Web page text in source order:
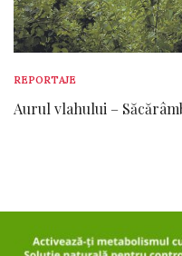
REPORTAJE
Aurul vlahului –